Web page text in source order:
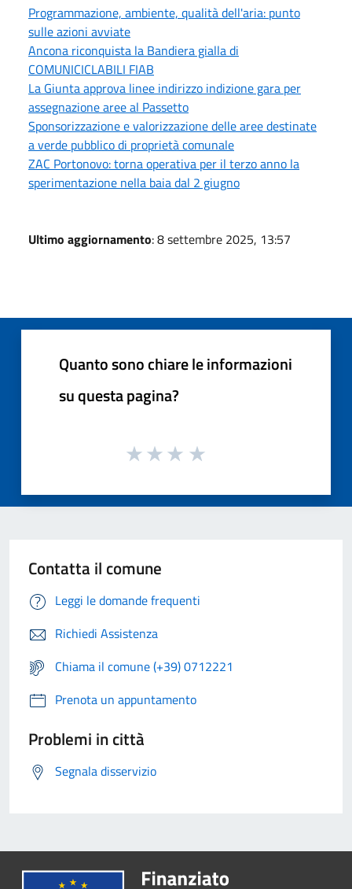
Programmazione, ambiente, qualità dell'aria: punto
sulle azioni avviate
Ancona riconquista la Bandiera gialla di
COMUNICICLABILI FIAB
La Giunta approva linee indirizzo indizione gara per
assegnazione aree al Passetto
Sponsorizzazione e valorizzazione delle aree destinate
a verde pubblico di proprietà comunale
ZAC Portonovo: torna operativa per il terzo anno la
sperimentazione nella baia dal 2 giugno
Ultimo aggiornamento: 8 settembre 2025, 13:57
Quanto sono chiare le informazioni
su questa pagina?
Contatta il comune
Leggi le domande frequenti
Richiedi Assistenza
Chiama il comune (+39) 0712221
Prenota un appuntamento
Problemi in città
Segnala disservizio